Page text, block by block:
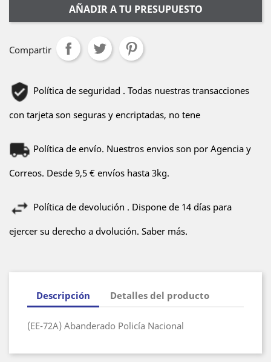
AÑADIR A TU PRESUPUESTO
Compartir
Política de seguridad . Todas nuestras transacciones
con tarjeta son seguras y encriptadas, no tene
Política de envío. Nuestros envios son por Agencia y
Correos. Desde 9,5 € envíos hasta 3kg.
Política de devolución . Dispone de 14 días para
ejercer su derecho a dvolución. Saber más.
Descripción Detalles del producto
(EE-72A) Abanderado Policía Nacional